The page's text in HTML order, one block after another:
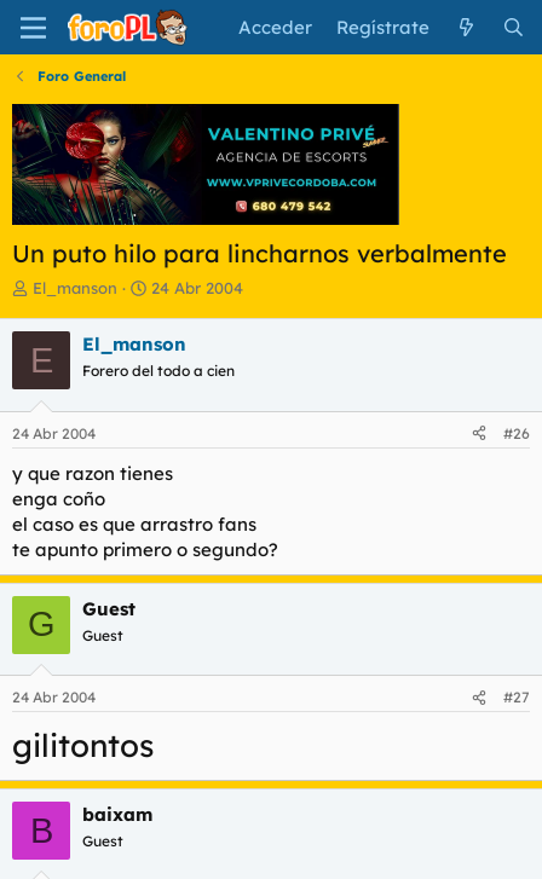
Acceder Regístrate
Foro General
Un puto hilo para lincharnos verbalmente
I
i
c
i
a
d
o
d
e
l
t
a
El_manson
F
h
a
e
i
i
o
24 Abr 2004
E El_manson
Forero del todo a cien
24 Abr 2004 #26
y que razon tienes
enga coño
el caso es que arrastro fans
te apunto primero o segundo?
G Guest
Guest
24 Abr 2004 #27
gilitontos
B baixam
Guest